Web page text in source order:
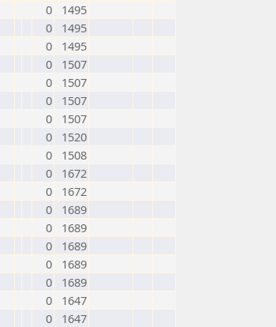
0
1495
0
1495
0
1495
0
1507
0
1507
0
1507
0
1507
0
1520
0
1508
0
1672
0
1672
0
1689
0
1689
0
1689
0
1689
0
1689
0
1647
0 1647